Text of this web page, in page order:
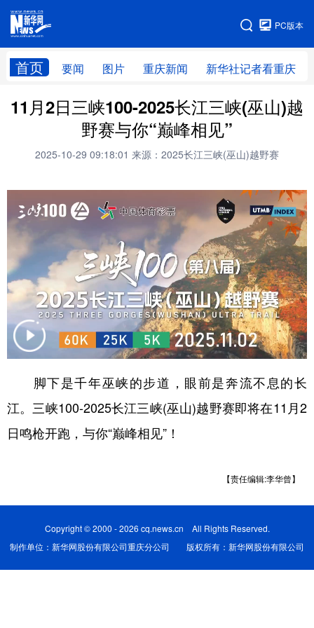
PC版本
首页 要闻 图片 重庆新闻 新华社记者看重庆
网站地图
11月2日三峡100-2025长江三峡(巫山)越
野赛与你“巅峰相见”
2025-10-29 09:18:01 来源：2025长江三峡(巫山)越野赛
脚下是千年巫峡的步道，眼前是奔流不息的长
江。三峡100-2025长江三峡(巫山)越野赛即将在11月2
日鸣枪开跑，与你“巅峰相见”！
【责任编辑:李华曾】
Copyright © 2000 - 2026 cq.news.cn All Rights Reserved.
制作单位：新华网股份有限公司重庆分公司 版权所有：新华网股份有限公司